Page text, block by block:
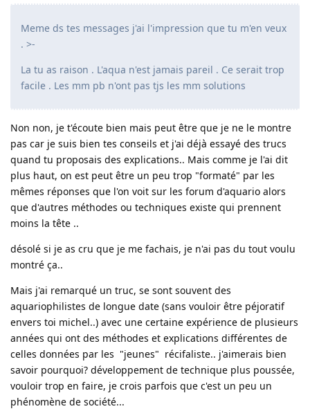
Meme ds tes messages j'ai l'impression que tu m'en veux
. >-
La tu as raison . L'aqua n'est jamais pareil . Ce serait trop
facile . Les mm pb n'ont pas tjs les mm solutions
Non non, je t'écoute bien mais peut être que je ne le montre
pas car je suis bien tes conseils et j'ai déjà essayé des trucs
quand tu proposais des explications.. Mais comme je l'ai dit
plus haut, on est peut être un peu trop "formaté" par les
mêmes réponses que l'on voit sur les forum d'aquario alors
que d'autres méthodes ou techniques existe qui prennent
moins la tête ..
désolé si je as cru que je me fachais, je n'ai pas du tout voulu
montré ça..
Mais j'ai remarqué un truc, se sont souvent des
aquariophilistes de longue date (sans vouloir être péjoratif
envers toi michel..) avec une certaine expérience de plusieurs
années qui ont des méthodes et explications différentes de
celles données par les "jeunes" récifaliste.. j'aimerais bien
savoir pourquoi? développement de technique plus poussée,
vouloir trop en faire, je crois parfois que c'est un peu un
phénomène de société...